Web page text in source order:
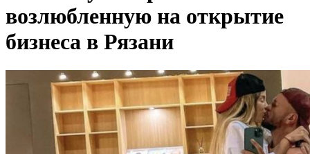
возлюбленную на открытие
бизнеса в Рязани